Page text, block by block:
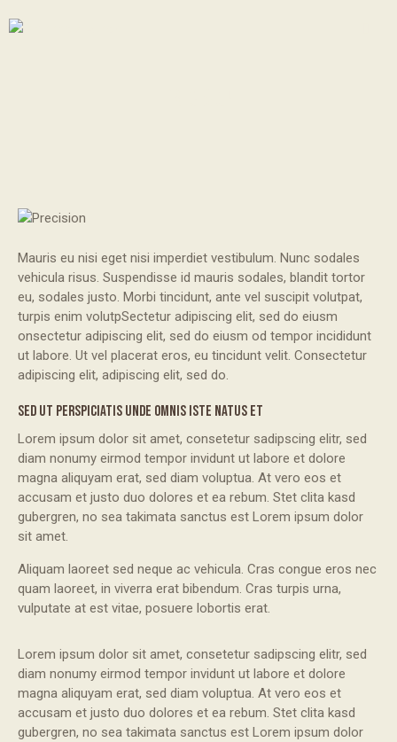
Mauris eu nisi eget nisi imperdiet vestibulum. Nunc sodales
vehicula risus. Suspendisse id mauris sodales, blandit tortor
eu, sodales justo. Morbi tincidunt, ante vel suscipit volutpat,
turpis enim volutpSectetur adipiscing elit, sed do eiusm
onsectetur adipiscing elit, sed do eiusm od tempor incididunt
ut labore. Ut vel placerat eros, eu tincidunt velit. Consectetur
adipiscing elit, adipiscing elit, sed do.
SED UT PERSPICIATIS UNDE OMNIS ISTE NATUS ET
Lorem ipsum dolor sit amet, consetetur sadipscing elitr, sed
diam nonumy eirmod tempor invidunt ut labore et dolore
magna aliquyam erat, sed diam voluptua. At vero eos et
accusam et justo duo dolores et ea rebum. Stet clita kasd
gubergren, no sea takimata sanctus est Lorem ipsum dolor
sit amet.
Aliquam laoreet sed neque ac vehicula. Cras congue eros nec
quam laoreet, in viverra erat bibendum. Cras turpis urna,
vulputate at est vitae, posuere lobortis erat.
Lorem ipsum dolor sit amet, consetetur sadipscing elitr, sed
diam nonumy eirmod tempor invidunt ut labore et dolore
magna aliquyam erat, sed diam voluptua. At vero eos et
accusam et justo duo dolores et ea rebum. Stet clita kasd
gubergren, no sea takimata sanctus est Lorem ipsum dolor